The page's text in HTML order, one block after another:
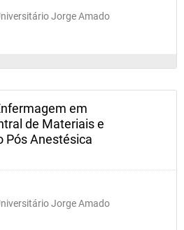
Jorge Amado
em
de Materiais e
Pós Anestésica
Jorge Amado